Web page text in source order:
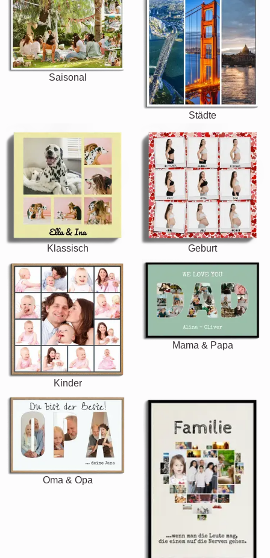
Saisonal
Städte
Klassisch Geburt
Kinder
Mama & Papa
Oma & Opa